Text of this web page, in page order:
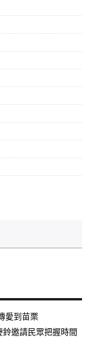
愛到苗栗
鈴邀請民眾把握時間